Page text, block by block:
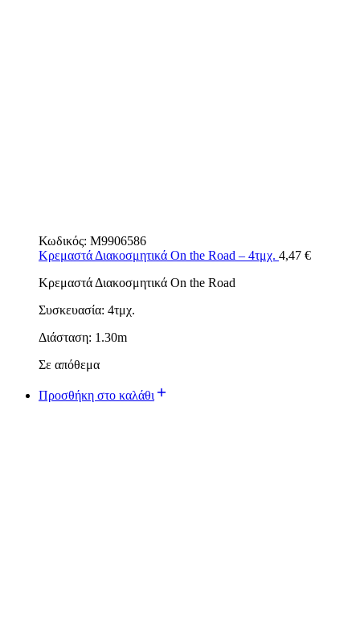
Κωδικός: M9906586
Κρεμαστά Διακοσμητικά On the Road – 4τμχ. 4,47 €
Κρεμαστά Διακοσμητικά On the Road
Συσκευασία: 4τμχ.
Διάσταση: 1.30m
Σε απόθεμα
Προσθήκη στο καλάθι